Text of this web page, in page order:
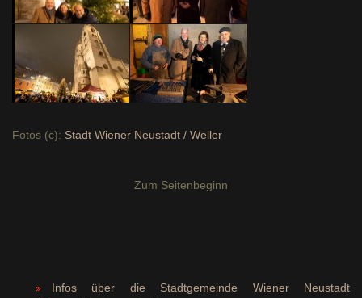
Fotos (c): Stadt Wiener Neustadt / Weller
Zum Seitenbeginn
Infos über die Stadtgemeinde Wiener Neustadt